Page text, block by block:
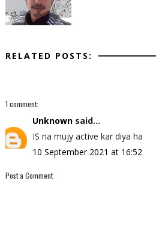
RELATED POSTS:
1 comment:
Unknownsaid...
IS na mujy active kar diya ha
10 September 2021 at 16:52
Post a Comment